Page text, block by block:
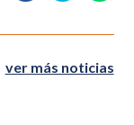
ver más noticias